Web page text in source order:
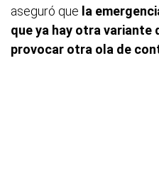
aseguró que la
que ya hay otra variante
provocar otra ola de